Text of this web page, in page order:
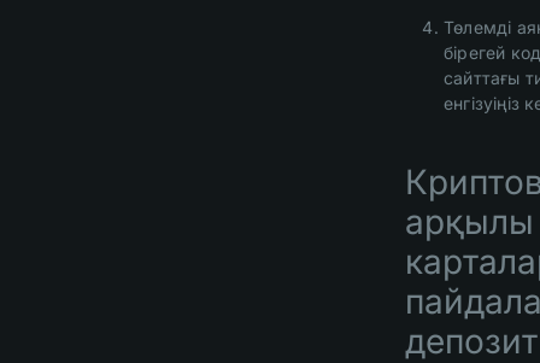
Төлемді
бірегей
сайттағы
енгізуіңіз
арқылы